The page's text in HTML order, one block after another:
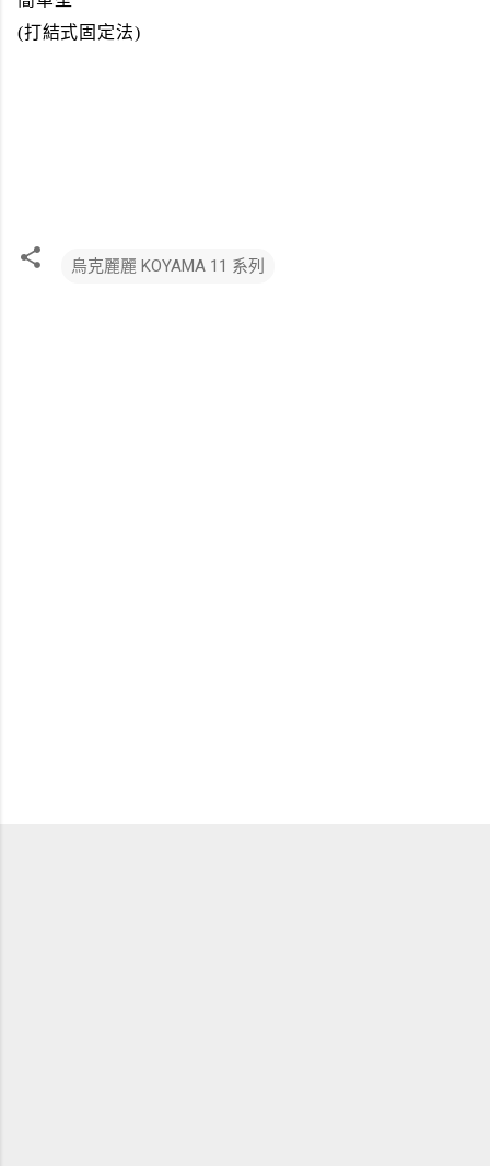
(打結式固定法)
烏克麗麗 KOYAMA 11 系列